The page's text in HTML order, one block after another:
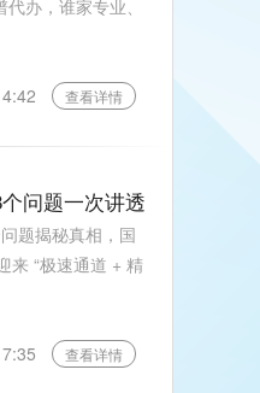
办，谁家专业、
查看详情
问题一次讲透
题揭秘真相，国
来 “极速通道 + 精
查看详情